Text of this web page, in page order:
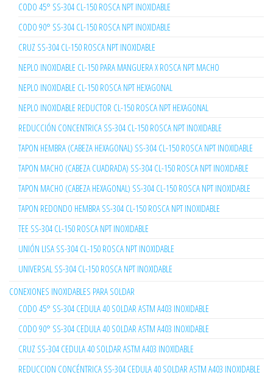
CODO 45° SS-304 CL-150 ROSCA NPT INOXIDABLE
CODO 90° SS-304 CL-150 ROSCA NPT INOXIDABLE
CRUZ SS-304 CL-150 ROSCA NPT INOXIDABLE
NEPLO INOXIDABLE CL-150 PARA MANGUERA X ROSCA NPT MACHO
NEPLO INOXIDABLE CL-150 ROSCA NPT HEXAGONAL
NEPLO INOXIDABLE REDUCTOR CL-150 ROSCA NPT HEXAGONAL
REDUCCIÓN CONCENTRICA SS-304 CL-150 ROSCA NPT INOXIDABLE
TAPON HEMBRA (CABEZA HEXAGONAL) SS-304 CL-150 ROSCA NPT INOXIDABLE
TAPON MACHO (CABEZA CUADRADA) SS-304 CL-150 ROSCA NPT INOXIDABLE
TAPON MACHO (CABEZA HEXAGONAL) SS-304 CL-150 ROSCA NPT INOXIDABLE
TAPON REDONDO HEMBRA SS-304 CL-150 ROSCA NPT INOXIDABLE
TEE SS-304 CL-150 ROSCA NPT INOXIDABLE
UNIÓN LISA SS-304 CL-150 ROSCA NPT INOXIDABLE
UNIVERSAL SS-304 CL-150 ROSCA NPT INOXIDABLE
CONEXIONES INOXIDABLES PARA SOLDAR
CODO 45° SS-304 CEDULA 40 SOLDAR ASTM A403 INOXIDABLE
CODO 90° SS-304 CEDULA 40 SOLDAR ASTM A403 INOXIDABLE
CRUZ SS-304 CEDULA 40 SOLDAR ASTM A403 INOXIDABLE
REDUCCION CONCÉNTRICA SS-304 CEDULA 40 SOLDAR ASTM A403 INOXIDABLE